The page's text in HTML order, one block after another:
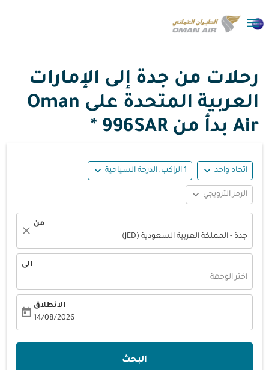

رحلات من جدة إلى الإمارات
العربية المتحدة على Oman
Air بدأ من
996SAR *
اتجاه واحد expand_more 1 الراكب, الدرجة السياحية expand_more
الرمز الترويجي expand_more
من
جدة - المملكة العربية السعودية (JED)
close
الى
اختر الوجهة
الانطلاق
14/08/2026
today
البحث